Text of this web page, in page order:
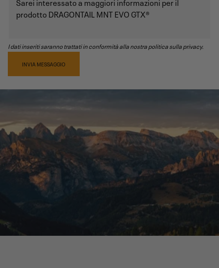
I dati inseriti saranno trattati in conformità alla nostra politica sulla privacy.
INVIA MESSAGGIO